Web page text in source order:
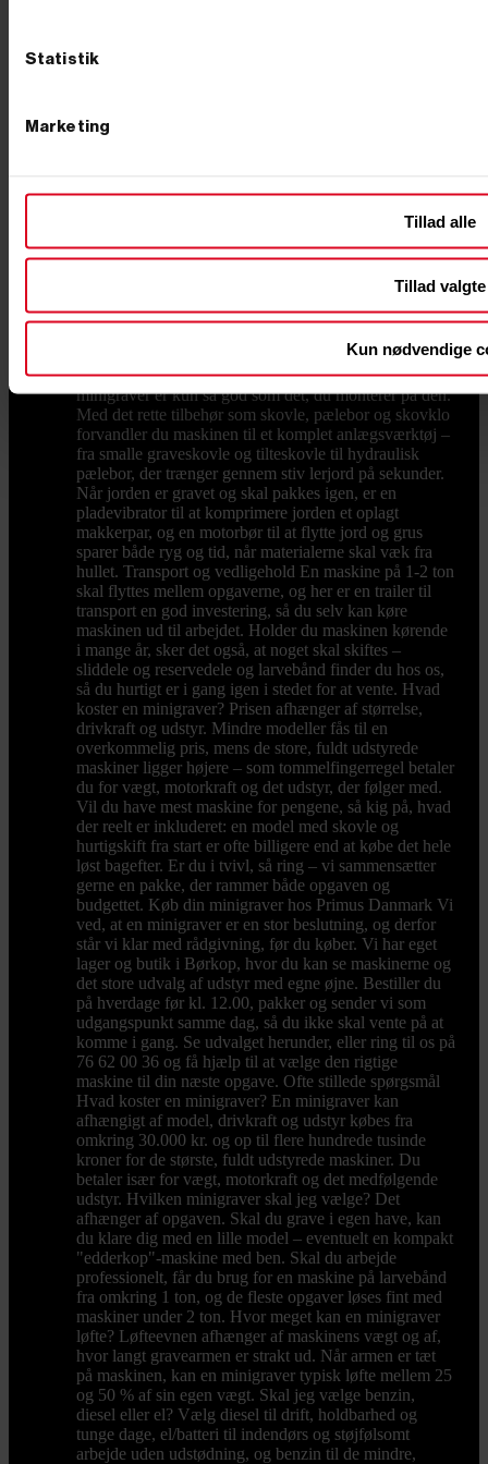
Statistik
Marketing
Tillad alle
Tillad valgte
Kun nødvendige
har du brug for en enkel, fleksibel løsning til de mindre
og støjfrit, benzin til det lette og fleksible. Størrelse og
vægt – fra kompakt til kraftig Minigravere spænder fra
med en lille minigraver – nogle helt små modeller har
endda ben som en "edderkop", så de kommer ind, hvor
maskine på larvebånd fra omkring 1 ton og opefter det
rigtige valg, og langt de fleste opgaver kan løses med
rendegraver eller en af de mindre gravemaskiner til
at ramme den rigtige vægtklasse til netop dit behov.
Tilbehør og udstyr, der gør arbejdet nemmere En
minigraver er kun så god som det, du monterer på den.
Med det rette tilbehør som skovle, pælebor og skovklo
forvandler du maskinen til et komplet anlægsværktøj –
fra smalle graveskovle og tilteskovle til hydraulisk
pælebor, der trænger gennem stiv lerjord på sekunder.
Når jorden er gravet og skal pakkes igen, er en
pladevibrator til at komprimere jorden et oplagt
makkerpar, og en motorbør til at flytte jord og grus
sparer både ryg og tid, når materialerne skal væk fra
hullet. Transport og vedligehold En maskine på 1-2 ton
skal flyttes mellem opgaverne, og her er en trailer til
transport en god investering, så du selv kan køre
maskinen ud til arbejdet. Holder du maskinen kørende
i mange år, sker det også, at noget skal skiftes –
sliddele og reservedele og larvebånd finder du hos os,
så du hurtigt er i gang igen i stedet for at vente. Hvad
koster en minigraver? Prisen afhænger af størrelse,
drivkraft og udstyr. Mindre modeller fås til en
overkommelig pris, mens de store, fuldt udstyrede
maskiner ligger højere – som tommelfingerregel betaler
du for vægt, motorkraft og det udstyr, der følger med.
Vil du have mest maskine for pengene, så kig på, hvad
der reelt er inkluderet: en model med skovle og
hurtigskift fra start er ofte billigere end at købe det hele
løst bagefter. Er du i tvivl, så ring – vi sammensætter
gerne en pakke, der rammer både opgaven og
budgettet. Køb din minigraver hos Primus Danmark Vi
ved, at en minigraver er en stor beslutning, og derfor
står vi klar med rådgivning, før du køber. Vi har eget
lager og butik i Børkop, hvor du kan se maskinerne og
det store udvalg af udstyr med egne øjne. Bestiller du
på hverdage før kl. 12.00, pakker og sender vi som
udgangspunkt samme dag, så du ikke skal vente på at
komme i gang. Se udvalget herunder, eller ring til os på
76 62 00 36 og få hjælp til at vælge den rigtige
maskine til din næste opgave. Ofte stillede spørgsmål
Hvad koster en minigraver? En minigraver kan
afhængigt af model, drivkraft og udstyr købes fra
omkring 30.000 kr. og op til flere hundrede tusinde
kroner for de største, fuldt udstyrede maskiner. Du
betaler især for vægt, motorkraft og det medfølgende
udstyr. Hvilken minigraver skal jeg vælge? Det
afhænger af opgaven. Skal du grave i egen have, kan
du klare dig med en lille model – eventuelt en kompakt
"edderkop"-maskine med ben. Skal du arbejde
professionelt, får du brug for en maskine på larvebånd
fra omkring 1 ton, og de fleste opgaver løses fint med
maskiner under 2 ton. Hvor meget kan en minigraver
løfte? Løfteevnen afhænger af maskinens vægt og af,
hvor langt gravearmen er strakt ud. Når armen er tæt
på maskinen, kan en minigraver typisk løfte mellem 25
og 50 % af sin egen vægt. Skal jeg vælge benzin,
diesel eller el? Vælg diesel til drift, holdbarhed og
tunge dage, el/batteri til indendørs og støjfølsomt
arbejde uden udstødning, og benzin til de mindre,